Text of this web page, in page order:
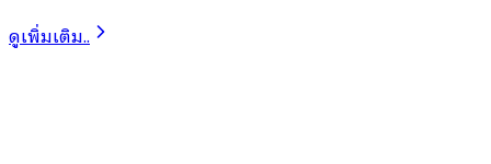
ดูเพิ่มเติม..